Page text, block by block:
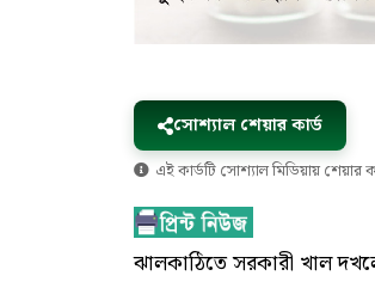
সোশ্যাল শেয়ার কার্ড
এই কার্ডটি সোশ্যাল মিডিয়ায়
ঝালকাঠিতে সরকারী খাল